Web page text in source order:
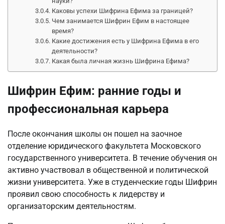
Каковы успехи Шифрина Ефима за границей?
Чем занимается Шифрин Ефим в настоящее
время?
Какие достижения есть у Шифрина Ефима в его
деятельности?
Какая была личная жизнь Шифрина Ефима?
Шифрин Ефим: ранние годы и
профессиональная карьера
После окончания школы он пошел на заочное
отделение юридического факультета Московского
государственного университета. В течение обучения он
активно участвовал в общественной и политической
жизни университета. Уже в студенческие годы Шифрин
проявил свою способность к лидерству и
организаторским деятельностям.